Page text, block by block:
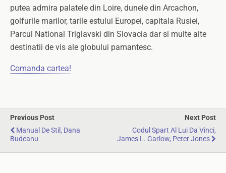
putea admira palatele din Loire, dunele din Arcachon,
golfurile marilor, tarile estului Europei, capitala Rusiei,
Parcul National Triglavski din Slovacia dar si multe alte
destinatii de vis ale globului pamantesc.
Comanda cartea!
Previous Post
Manual De Stil, Dana
Budeanu
Next Post
Codul Spart Al Lui Da Vinci,
James L. Garlow, Peter Jones